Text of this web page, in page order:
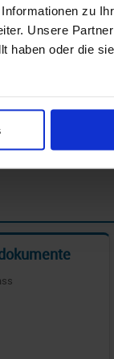
zu
Unsere
haben oder die
den